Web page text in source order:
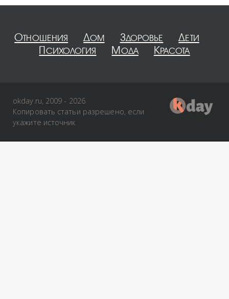
Отношения Дом Здоровье
Дети
Психология
Мода Красота
okday.ru, 2009 - 2026
Копировать статьи разрешено, если
укажите источник